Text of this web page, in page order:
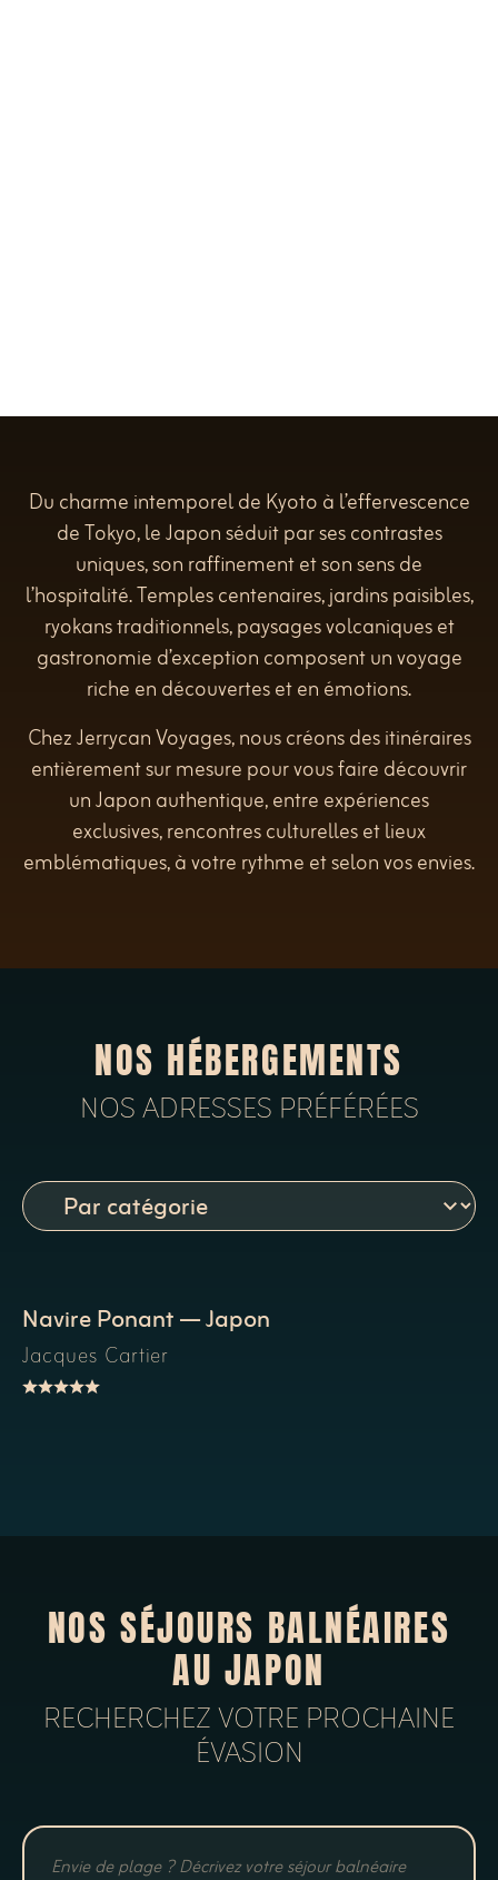
Du charme intemporel de Kyoto à l’effervescence
de Tokyo, le Japon séduit par ses contrastes
uniques, son raffinement et son sens de
l’hospitalité. Temples centenaires, jardins paisibles,
ryokans traditionnels, paysages volcaniques et
gastronomie d’exception composent un voyage
riche en découvertes et en émotions.
Chez Jerrycan Voyages, nous créons des itinéraires
entièrement sur mesure pour vous faire découvrir
un Japon authentique, entre expériences
exclusives, rencontres culturelles et lieux
emblématiques, à votre rythme et selon vos envies.
NOS HÉBERGEMENTS
NOS ADRESSES PRÉFÉRÉES
Navire Ponant — Japon
Jacques Cartier
NOS SÉJOURS BALNÉAIRES
AU JAPON
RECHERCHEZ VOTRE PROCHAINE
ÉVASION